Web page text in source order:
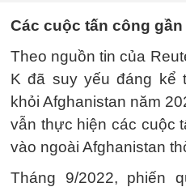
Các cuộc tấn công gần
Theo nguồn tin của
K đã suy yếu đáng kể
khỏi Afghanistan năm
vẫn thực hiện các cuộc
vào ngoài Afghanistan
Tháng 9/2022, phiến